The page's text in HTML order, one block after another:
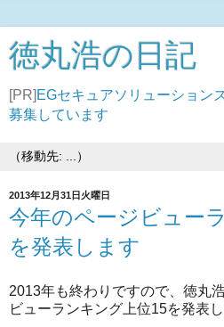
徳丸浩の日記
[PR] EGセキュアソリューション
募集しています
2013年12月31日火曜日
今年のページビュー
を発表します
2013年も終わりですので、徳丸
ビューランキング上位15を発表し